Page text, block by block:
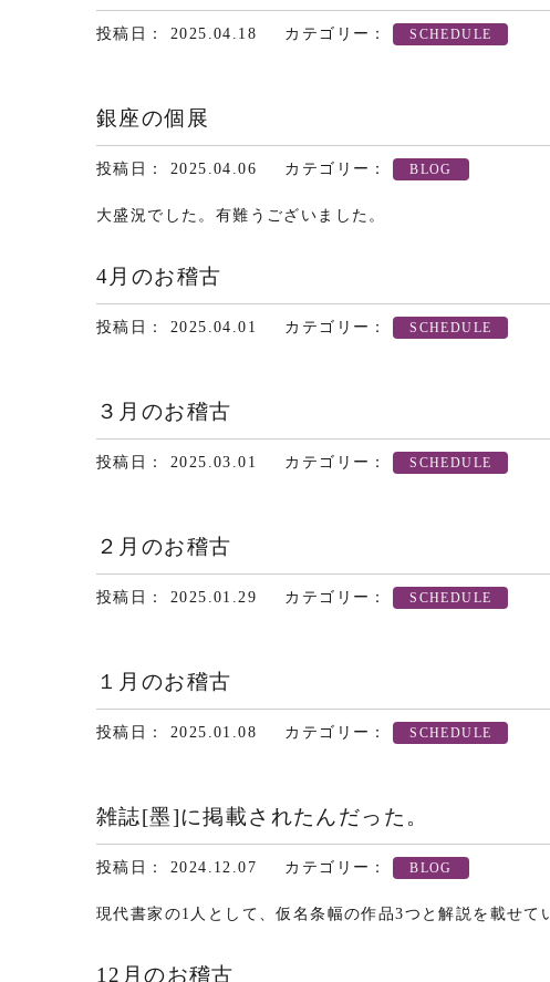
投稿日： 2025.04.18 カテゴリー： SCHEDULE
銀座の個展
投稿日： 2025.04.06 カテゴリー： BLOG
大盛況でした。有難うございました。
4月のお稽古
投稿日： 2025.04.01 カテゴリー： SCHEDULE
３月のお稽古
投稿日： 2025.03.01 カテゴリー： SCHEDULE
２月のお稽古
投稿日： 2025.01.29 カテゴリー： SCHEDULE
１月のお稽古
投稿日： 2025.01.08 カテゴリー： SCHEDULE
雑誌[墨]に掲載されたんだった。
投稿日： 2024.12.07 カテゴリー： BLOG
現代書家の1人として、仮名条幅の作品3つと解説を載せ
12月のお稽古